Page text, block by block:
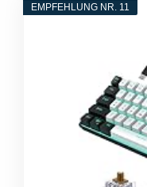
EMPFEHLUNG NR. 11